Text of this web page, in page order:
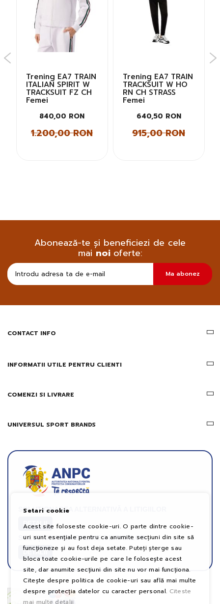
Trening EA7 TRAIN
ITALIAN SPIRIT W
TRACKSUIT FZ CH
Femei
840,00 RON
1.200,00 RON
Trening EA7 TRAIN
TRACKSUIT W HO
RN CH STRASS
Femei
640,50 RON
915,00 RON
Abonează-te și beneficiezi de cele
mai noi oferte:
sa
primesc
informatii
Ma abonez
CONTACT INFO
INFORMATII UTILE PENTRU CLIENTI
COMENZI SI LIVRARE
UNIVERSUL SPORT BRANDS
SOLUȚIONAREA ALTERNATIVĂ A LITIGIILOR
DETALII
SOLUȚIONAREA ONLINE A LITIGIILOR
DETALII
Setari cookie
Acest site foloseste cookie-uri. O parte dintre cookie-
uri sunt esențiale pentru ca anumite secțiuni din site să
funcționeze și au fost deja setate. Puteți șterge sau
bloca toate cookie-urile pe care le folosește acest
site, dar anumite secțiuni din site nu vor mai funcționa.
Citește despre politica de cookie-uri sau află mai multe
despre protecția datelor cu caracter personal. Citeste
mai multe detalii